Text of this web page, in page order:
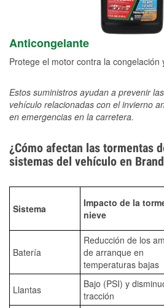
Anticongelante
Protege el motor contra la congelación
Estos suministros ayudan a prevenir
vehículo relacionadas con el invierno
en emergencias en la carretera.
¿Cómo afectan las tormentas
sistemas del vehículo en
Sistema
Impacto de la
nieve
Batería
Reducción de los
de arranque en
temperaturas bajas
Llantas
Bajo (PSI) y
tracción